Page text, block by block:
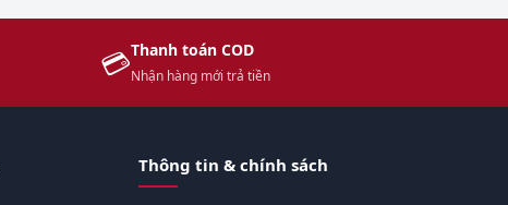
💳Thanh toán COD
Nhận hàng mới trả tiền
Thông tin & chính sách